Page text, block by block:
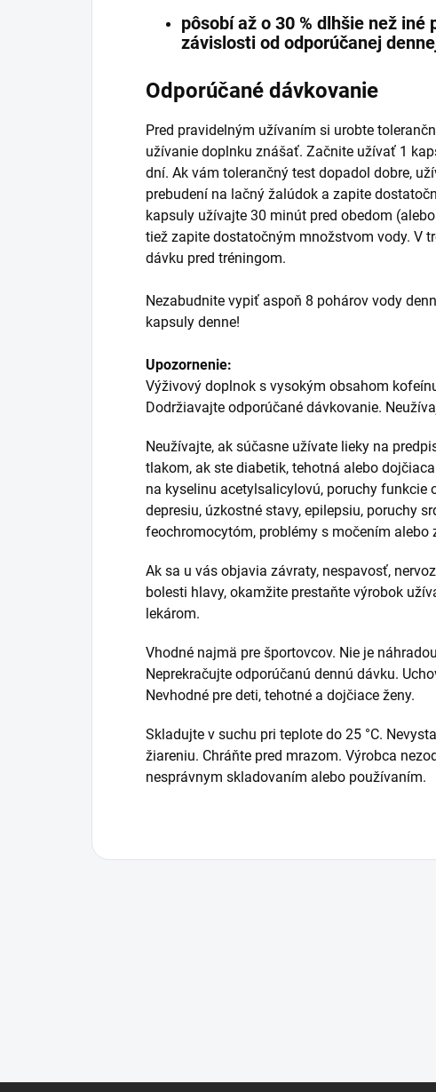
pôsobí až o 30 % dlhšie než
závislosti od odporúčanej
Odporúčané dávkovanie
Pred pravidelným užívaním si urobte
užívanie doplnku znášať. Začnite užívať 1
dní. Ak vám tolerančný test dopadol dobre,
prebudení na lačný žalúdok a zapite
kapsuly užívajte 30 minút pred obedom
tiež zapite dostatočným množstvom vody. V
dávku pred tréningom.
Nezabudnite vypiť aspoň 8 pohárov vody
kapsuly denne!
Upozornenie:
Výživový doplnok s vysokým obsahom
Dodržiavajte odporúčané dávkovanie.
Neužívajte, ak súčasne užívate lieky na
tlakom, ak ste diabetik, tehotná alebo
na kyselinu acetylsalicylovú, poruchy funkcie
depresiu, úzkostné stavy, epilepsiu, poruchy
feochromocytóm, problémy s močením alebo
Ak sa u vás objavia závraty, nespavosť,
bolesti hlavy, okamžite prestaňte výrobok
lekárom.
Vhodné najmä pre športovcov. Nie je
Neprekračujte odporúčanú dennú dávku.
Nevhodné pre deti, tehotné a dojčiace ženy.
Skladujte v suchu pri teplote do 25 °C.
žiareniu. Chráňte pred mrazom. Výrobca
nesprávnym skladovaním alebo používaním.